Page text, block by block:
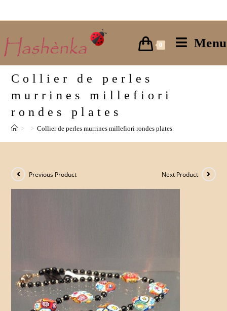
to
0 Menu
Collier de perles
murrines millefiori
rondes plates
> > Collier de perles murrines millefiori rondes plates
Previous Product Next Product